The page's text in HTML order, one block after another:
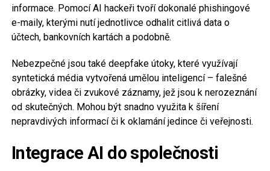
informace. Pomocí AI hackeři tvoří dokonalé phishingové
e-maily, kterými nutí jednotlivce odhalit citlivá data o
účtech, bankovních kartách a podobně.
Nebezpečné jsou také deepfake útoky, které využívají
syntetická média vytvořená umělou inteligencí – falešné
obrázky, videa či zvukové záznamy, jež jsou k nerozeznání
od skutečných. Mohou být snadno využita k šíření
nepravdivých informací či k oklamání jedince či veřejnosti.
Integrace AI do společnosti